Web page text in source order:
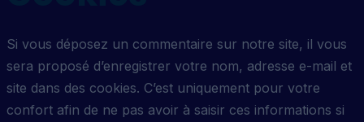
Si vous déposez un commentaire sur notre site, il vous
sera proposé d’enregistrer votre nom, adresse e-mail et
site dans des cookies. C’est uniquement pour votre
confort afin de ne pas avoir à saisir ces informations si